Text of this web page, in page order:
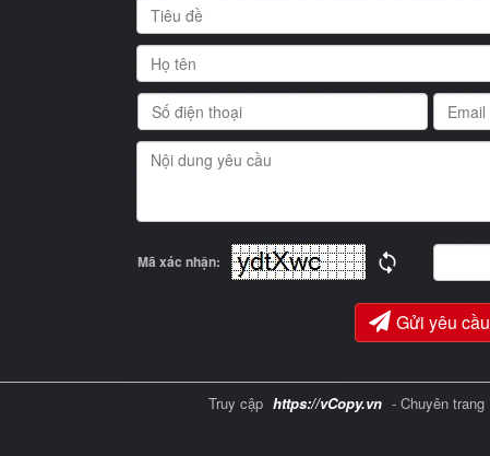
Mã xác nhận:
Gửi yêu cầu
Truy cập https://vCopy.vn - Chuyên trang